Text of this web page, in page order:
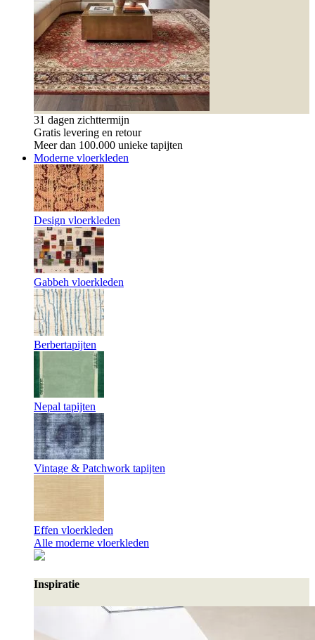
31 dagen zichttermijn
Gratis levering en retour
Meer dan 100.000 unieke tapijten
Moderne vloerkleden
Design vloerkleden
Gabbeh vloerkleden
Berbertapijten
Nepal tapijten
Vintage & Patchwork tapijten
Effen vloerkleden
Alle moderne vloerkleden
Inspiratie